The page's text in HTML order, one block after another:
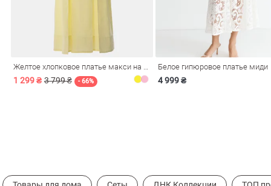
1 299 ₴ 3 799 ₴ - 66%
Белое гипюровое платье миди
4 999 ₴